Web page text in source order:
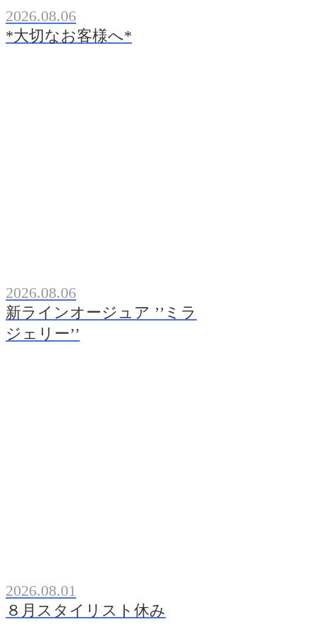
2026.08.06
*大切なお客様へ*
2026.08.06
新ラインオージュア ’’ミラ
ジェリー’’
2026.08.01
８月スタイリスト休み